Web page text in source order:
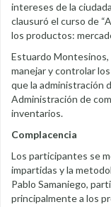
intereses de la
clausuró el curso de
los productos:
Estuardo Montesinos,
manejar y controlar
que la administración
Administración de
inventarios.
Complacencia
Los participantes se
impartidas y la
Pablo Samaniego,
principalmente a los